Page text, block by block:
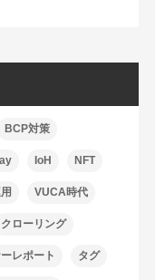
BCP対策
IoH NFT
VUCA時代
クローリング
レポート タグ